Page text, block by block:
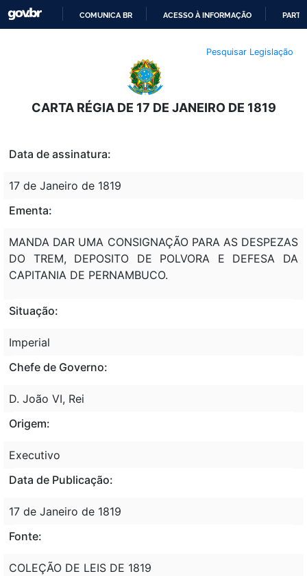
O
CONTEÚDO
COMUNICA BR ACESSO À INFORMAÇÃO
Pesquisar Legislação
CARTA RÉGIA DE 17 DE JANEIRO DE 1819
Data de assinatura:
17 de Janeiro de 1819
Ementa:
MANDA DAR UMA CONSIGNAÇÃO PARA AS DESPEZAS
DO TREM, DEPOSITO DE POLVORA E DEFESA DA
CAPITANIA DE PERNAMBUCO.
Situação:
Imperial
Chefe de Governo:
D. João VI, Rei
Origem:
Executivo
Data de Publicação:
17 de Janeiro de 1819
Fonte:
COLEÇÃO DE LEIS DE 1819